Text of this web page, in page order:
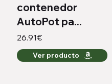
contenedor
AutoPot pa...
26.91€
Ver producto